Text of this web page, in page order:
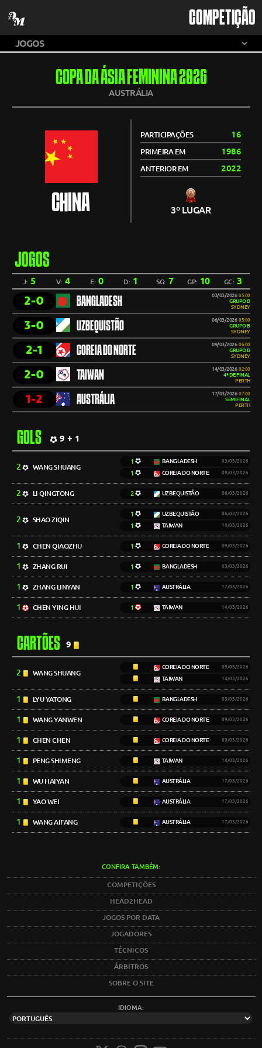
COMPETIÇÃO
COPA DA ÁSIA FEMININA 2026
AUSTRÁLIA
CHINA
PARTICIPAÇÕES 16
PRIMEIRA EM 1986
ANTERIOR EM 2022
3º LUGAR
JOGOS
J: 5 V: 4 E:0 D: 1 SG: 7 GP: 10 GC: 3
2-0 BANGLADESH 03/03/2026 05:00
GRUPO B
SYDNEY
3-0 UZBEQUISTÃO 06/03/2026 05:00
GRUPO B
SYDNEY
2-1 COREIA DO NORTE 09/03/2026 06:00
GRUPO B
SYDNEY
2-0 TAIWAN 14/03/2026 02:00
4ª DE FINAL
PERTH
1-2 AUSTRÁLIA 17/03/2026 07:00
SEMIFINAL
PERTH
GOLS 9 + 1
2 WANG SHUANG
1 BANGLADESH 03/03/2026
1 COREIA DO NORTE 09/03/2026
2 LI QINGTONG 2 UZBEQUISTÃO 06/03/2026
2 SHAO ZIQIN
1 UZBEQUISTÃO 06/03/2026
1 TAIWAN 14/03/2026
1 CHEN QIAOZHU 1 COREIA DO NORTE 09/03/2026
1 ZHANG RUI 1 BANGLADESH 03/03/2026
1 ZHANG LINYAN 1 AUSTRÁLIA 17/03/2026
1 CHEN YING HUI 1 TAIWAN 14/03/2026
CARTÕES 9
2 WANG SHUANG
COREIA DO NORTE 09/03/2026
TAIWAN 14/03/2026
1 LYU YATONG BANGLADESH 03/03/2026
1 WANG YANWEN COREIA DO NORTE 09/03/2026
1 CHEN CHEN COREIA DO NORTE 09/03/2026
1 PENG SHIMENG TAIWAN 14/03/2026
1 WU HAIYAN AUSTRÁLIA 17/03/2026
1 YAO WEI AUSTRÁLIA 17/03/2026
1 WANG AIFANG AUSTRÁLIA 17/03/2026
CONFIRA TAMBÉM:
COMPETIÇÕES
HEAD2HEAD
JOGOS POR DATA
JOGADORES
TÉCNICOS
ÁRBITROS
SOBRE O SITE
IDIOMA: